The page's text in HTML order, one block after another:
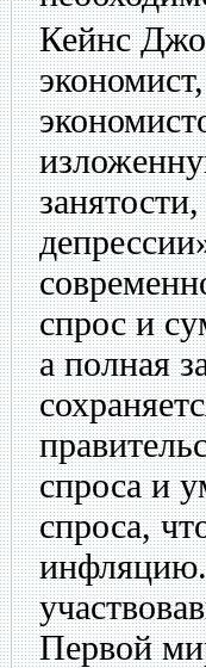
Кейнс
спрос и
а полная
спроса и
спроса,
инфляцию.
Первой